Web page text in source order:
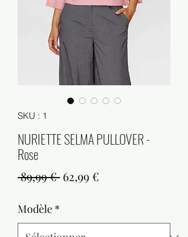
SKU : 1
NURIETTE SELMA PULLOVER -
Rose
89,99 € Prix
62,99 €
Modèle *